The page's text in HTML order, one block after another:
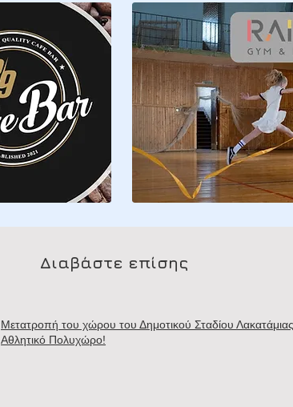
Διαβάστε επίσης
Μετατροπή του χώρου του Δημοτικού Σταδίου
Αθλητικό Πολυχώρο!